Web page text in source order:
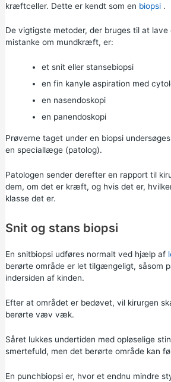
kræftceller. Dette er kendt som en biopsi.
De vigtigste metoder, der bruges til at
mistanke om mundkræft, er:
et snit eller stansebiopsi
en fin kanyle aspiration med
en nasendoskopi
en panendoskopi
Prøverne taget under en biopsi
en speciallæge (patolog).
Patologen sender derefter en rapport til
dem, om det er kræft, og hvis det er,
klasse det er.
Snit og stans biopsi
En snitbiopsi udføres normalt ved hjælp af
berørte område er let tilgængeligt, såsom
indersiden af kinden.
Efter at området er bedøvet, vil kirurgen
berørte væv væk.
Såret lukkes undertiden med opløselige
smertefuld, men det berørte område kan
En punchbiopsi er, hvor et endnu mindre